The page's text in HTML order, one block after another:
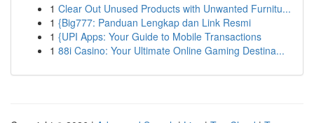
1 Clear Out Unused Products with Unwanted Furnitu...
1 {Big777: Panduan Lengkap dan Link Resmi
1 {UPI Apps: Your Guide to Mobile Transactions
1 88i Casino: Your Ultimate Online Gaming Destina...